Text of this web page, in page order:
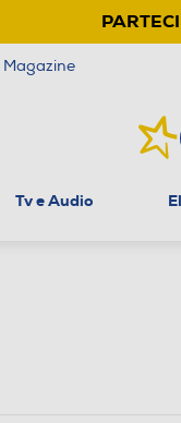
Magazine
Tv e Audio